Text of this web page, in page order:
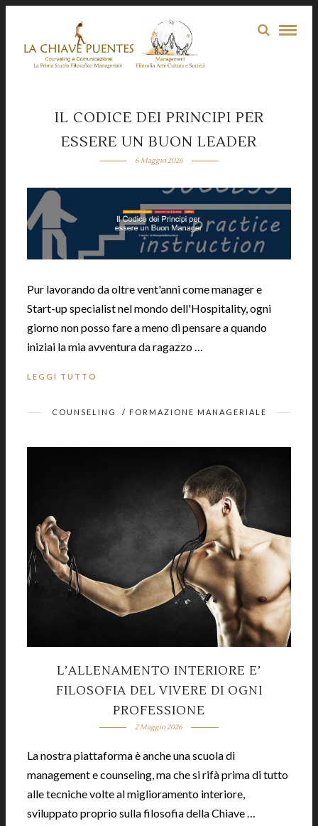
IL CODICE DEI PRINCIPI PER
ESSERE UN BUON LEADER
6 Maggio 2026
Pur lavorando da oltre vent'anni come manager e
Start-up specialist nel mondo dell'Hospitality, ogni
giorno non posso fare a meno di pensare a quando
iniziai la mia avventura da ragazzo …
LEGGI TUTTO
COUNSELING / FORMAZIONE MANAGERIALE
L’ALLENAMENTO INTERIORE E’
FILOSOFIA DEL VIVERE DI OGNI
PROFESSIONE
2 Maggio 2026
La nostra piattaforma è anche una scuola di
management e counseling, ma che si rifà prima di tutto
alle tecniche volte al miglioramento interiore,
sviluppato proprio sulla filosofia della Chiave …